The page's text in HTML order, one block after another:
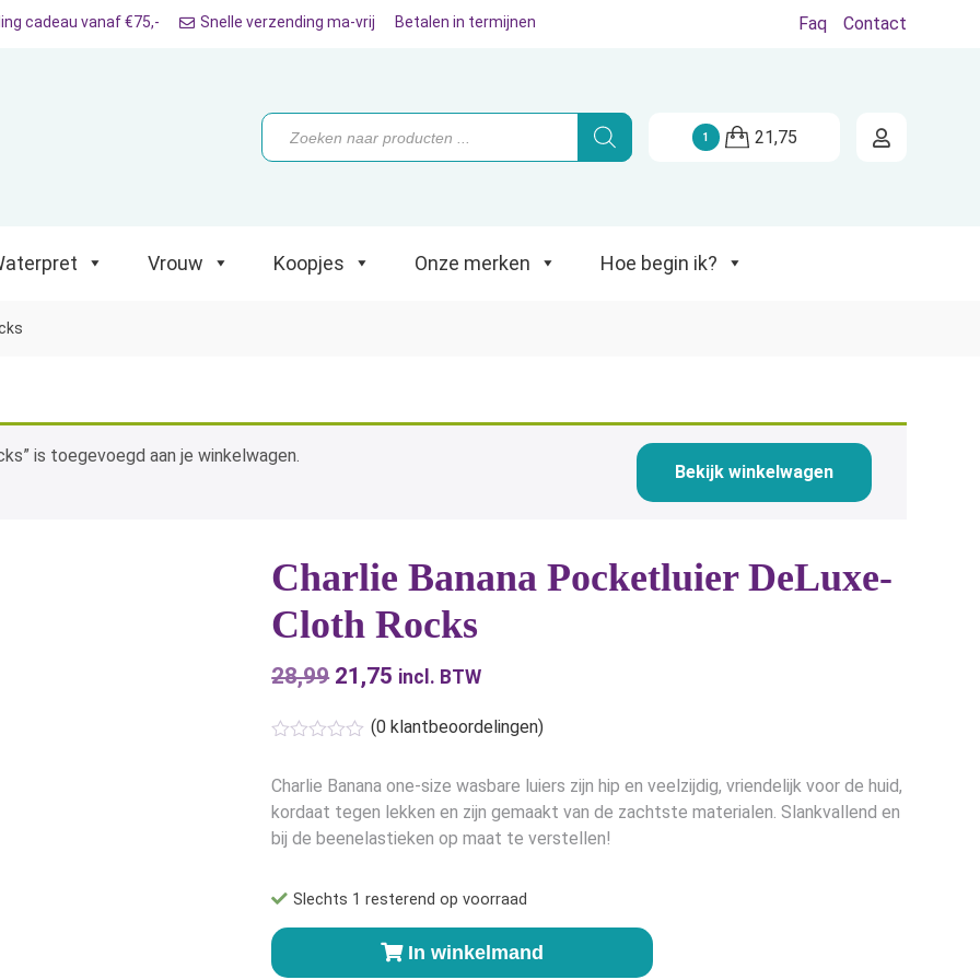
Koopjes Onze merken Hoe begin ik?
cadeau vanaf €75,- Snelle verzending ma-vrij Betalen in termijnen Faq Contact
Producten
zoeken
1 21,75
Vrouw Koopjes Onze merken Hoe begin ik?
is toegevoegd aan je winkelwagen.
Bekijk winkelwagen
Charlie Banana Pocketluier DeLuxe-
Cloth Rocks
28,99 Oorspronkelijke
was:
€28,99.
21,75 Huidige
€21,75.
incl. BTW
(0klantbeoordelingen)
Charlie Banana one-size wasbare luiers zijn hip en veelzijdig, vriendelijk voor de huid,
kordaat tegen lekken en zijn gemaakt van de zachtste materialen. Slankvallend en
bij de beenelastieken op maat te verstellen!
Slechts 1 resterend op voorraad
Charlie
Banana
In winkelmand